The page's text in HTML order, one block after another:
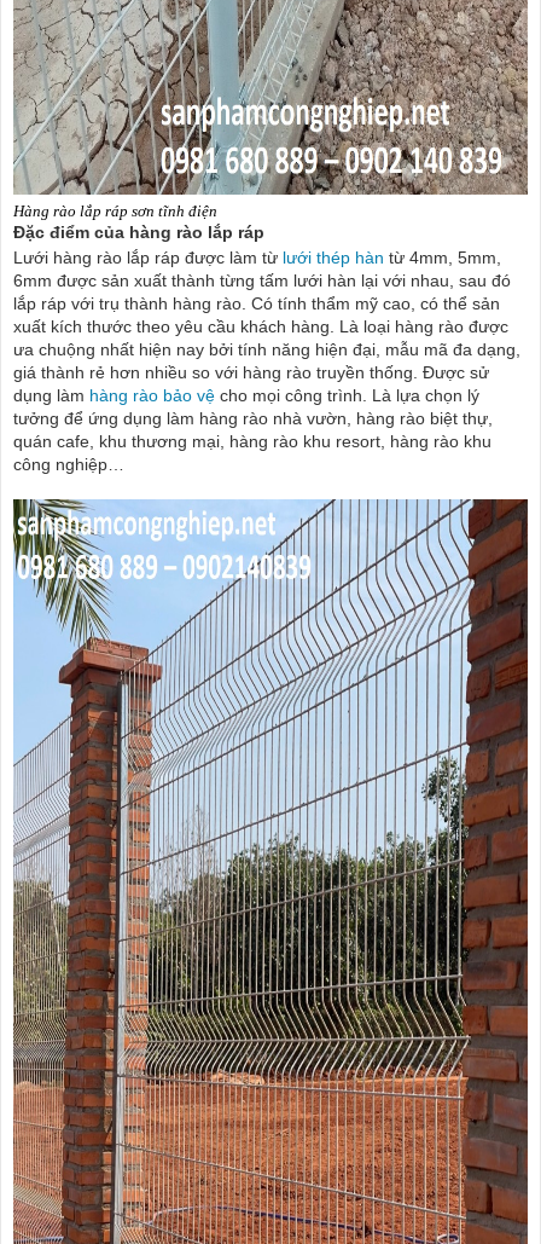
Hàng rào lắp ráp sơn tĩnh điện
Đặc điểm của hàng rào lắp ráp
Lưới hàng rào lắp ráp được làm từ lưới thép hàn từ 4mm, 5mm,
6mm được sản xuất thành từng tấm lưới hàn lại với nhau, sau đó
lắp ráp với trụ thành hàng rào. Có tính thẩm mỹ cao, có thể sản
xuất kích thước theo yêu cầu khách hàng. Là loại hàng rào được
ưa chuộng nhất hiện nay bởi tính năng hiện đại, mẫu mã đa dạng,
giá thành rẻ hơn nhiều so với hàng rào truyền thống. Được sử
dụng làm hàng rào bảo vệ cho mọi công trình. Là lựa chọn lý
tưởng để ứng dụng làm hàng rào nhà vườn, hàng rào biệt thự,
quán cafe, khu thương mại, hàng rào khu resort, hàng rào khu
công nghiệp…